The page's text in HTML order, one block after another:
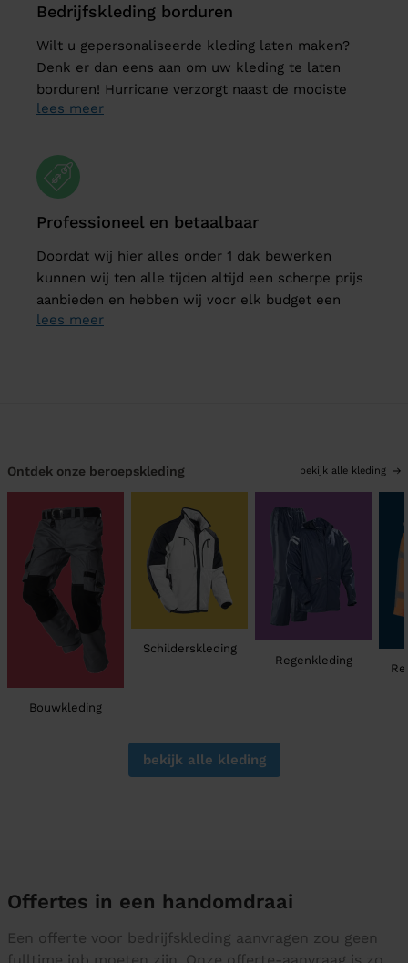
Bedrijfskleding borduren
Wilt u gepersonaliseerde kleding laten maken?
Denk er dan eens aan om uw kleding te laten
borduren! Hurricane verzorgt naast de mooiste
zeefdrukken ook de mooiste borduringen op uw
lees meer
Professioneel en betaalbaar
Doordat wij hier alles onder 1 dak bewerken
kunnen wij ten alle tijden altijd een scherpe prijs
aanbieden en hebben wij voor elk budget een
oplossing !
lees meer
Ontdek onze beroepskleding bekijk alle kleding
Bouwkleding
Schilderskleding
Regenkleding
bekijk alle kleding
Offertes in een handomdraai
Een offerte voor bedrijfskleding aanvragen zou geen
fulltime job moeten zijn. Onze offerte-aanvraag is zo